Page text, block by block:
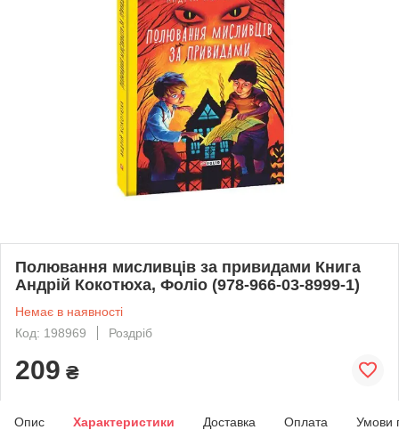
Полювання мисливців за привидами Книга
Андрій Кокотюха, Фоліо (978-966-03-8999-1)
Немає в наявності
Код: 198969
Роздріб
209 ₴
Опис Характеристики Доставка Оплата Умови